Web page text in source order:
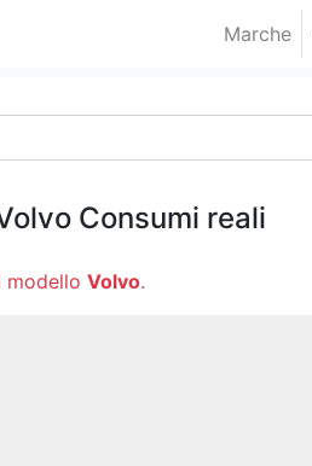
Marche
Consumi reali
modello Volvo.